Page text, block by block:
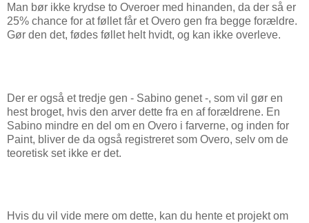
Man bør ikke krydse to Overoer med hinanden, da der så er
25% chance for at føllet får et Overo gen fra begge forældre.
Gør den det, fødes føllet helt hvidt, og kan ikke overleve.
Der er også et tredje gen - Sabino genet -, som vil gør en
hest broget, hvis den arver dette fra en af forældrene. En
Sabino mindre en del om en Overo i farverne, og inden for
Paint, bliver de da også registreret som Overo, selv om de
teoretisk set ikke er det.
Hvis du vil vide mere om dette, kan du hente et projekt om